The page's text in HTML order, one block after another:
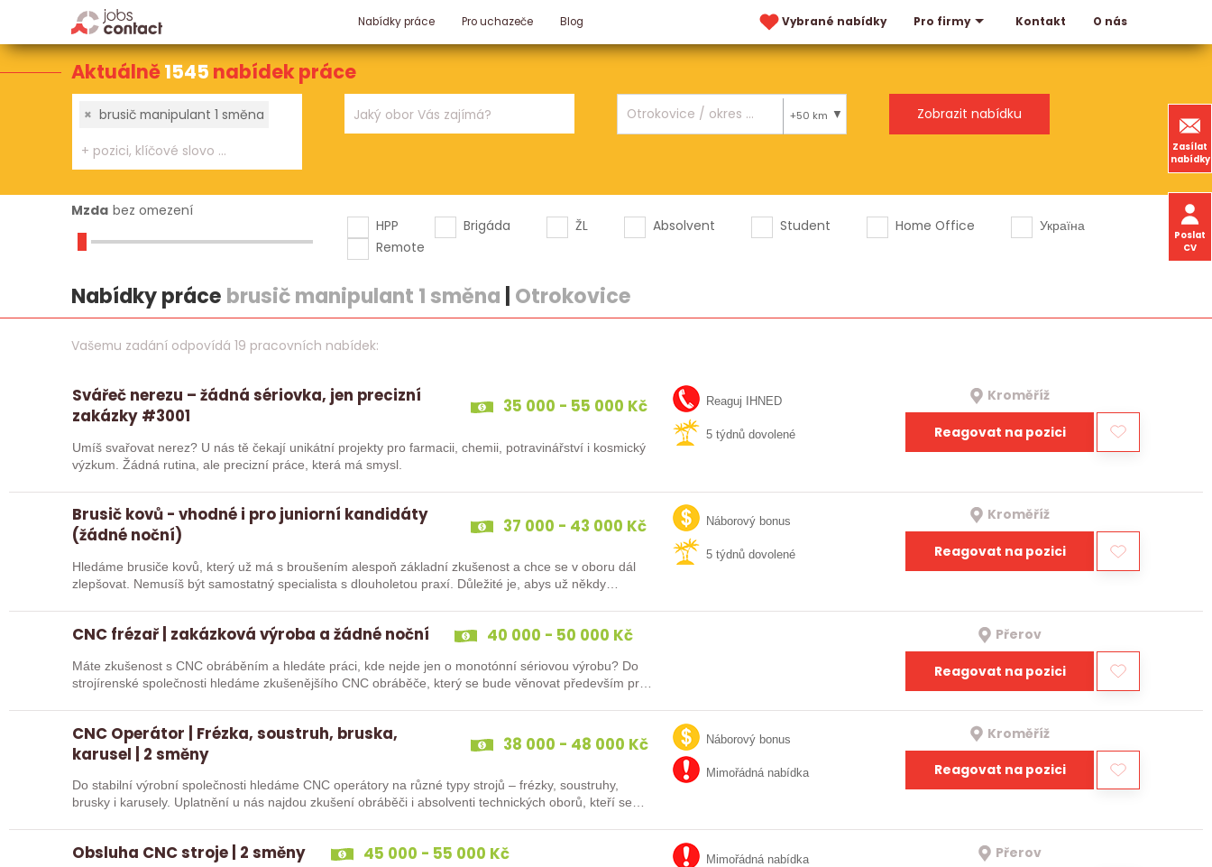
Nabídky práce Pro uchazeče Blog Vybrané nabídky Pro firmy Kontakt O nás
Zasílat
nabídky
Poslat
CV
Aktuálně1545 nabídek práce
× brusič manipulant 1 směna +50 km
Mzda bez omezení
HPP
Brigáda ŽL Absolvent Student Home Office
Україна
Remote
Nabídky práce brusič manipulant 1 směna Otrokovice
Vašemu zadání odpovídá 19 pracovních nabídek:
Svářeč nerezu – žádná sériovka, jen precizní
zakázky #3001
35 000 - 55 000 Kč
Umíš svařovat nerez? U nás tě čekají unikátní projekty pro farmacii, chemii, potravinářství i kosmický
výzkum. Žádná rutina, ale precizní práce, která má smysl.
Reaguj IHNED
5 týdnů dovolené
Kroměříž
Reagovat na pozici
Brusič kovů - vhodné i pro juniorní kandidáty
(žádné noční)
37 000 - 43 000 Kč
Hledáme brusiče kovů, který už má s broušením alespoň základní zkušenost a chce se v oboru dál
zlepšovat. Nemusíš být samostatný specialista s dlouholetou praxí. Důležité je, abys už někdy
Náborový bonus
5 týdnů dovolené
Kroměříž
Reagovat na pozici
CNC frézař | zakázková výroba a žádné noční 40 000 - 50 000 Kč
Máte zkušenost s CNC obráběním a hledáte práci, kde nejde jen o monotónní sériovou výrobu? Do
strojírenské společnosti hledáme zkušenějšího CNC obráběče, který se bude věnovat především práci
Přerov
Reagovat na pozici
CNC Operátor | Frézka, soustruh, bruska,
karusel | 2 směny
38 000 - 48 000 Kč
Do stabilní výrobní společnosti hledáme CNC operátory na různé typy strojů – frézky, soustruhy,
brusky i karusely. Uplatnění u nás najdou zkušení obráběči i absolventi technických oborů, kteří se…
Náborový bonus
Mimořádná nabídka
Kroměříž
Reagovat na pozici
Obsluha CNC stroje | 2 směny 45 000 - 55 000 Kč Mimořádná nabídka Přerov